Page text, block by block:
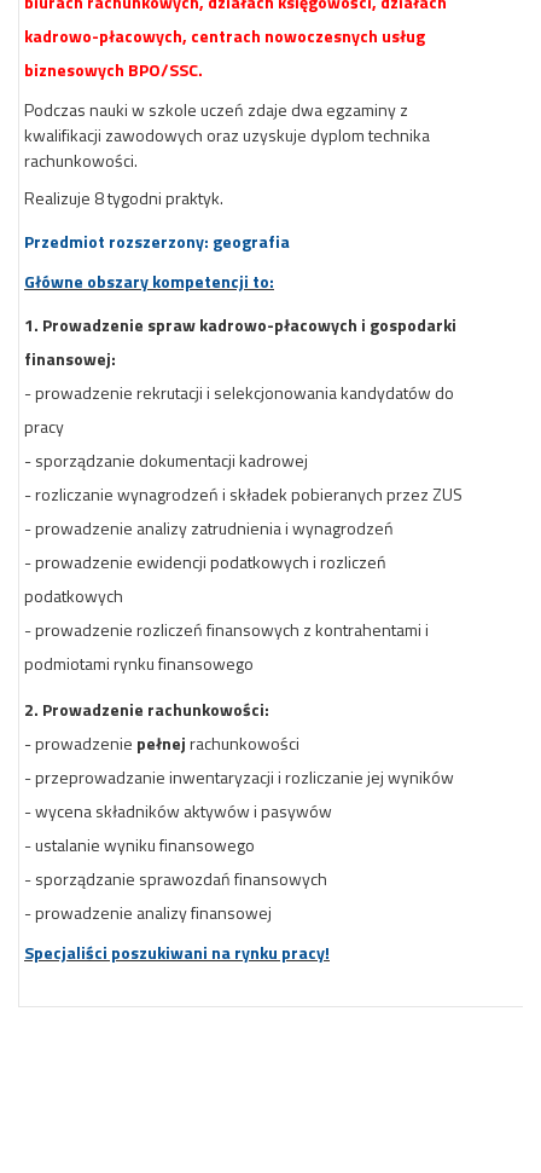
kadrowo-płacowych, centrach nowoczesnych usług
biznesowych BPO/SSC.
Podczas nauki w szkole uczeń zdaje dwa egzaminy z
kwalifikacji zawodowych oraz uzyskuje dyplom technika
rachunkowości.
Realizuje 8 tygodni praktyk.
Przedmiot rozszerzony: geografia
Główne obszary kompetencji to:
1. Prowadzenie spraw kadrowo-płacowych i gospodarki
finansowej:
- prowadzenie rekrutacji i selekcjonowania kandydatów do
pracy
- sporządzanie dokumentacji kadrowej
- rozliczanie wynagrodzeń i składek pobieranych przez ZUS
- prowadzenie analizy zatrudnienia i wynagrodzeń
- prowadzenie ewidencji podatkowych i rozliczeń
podatkowych
- prowadzenie rozliczeń finansowych z kontrahentami i
podmiotami rynku finansowego
2. Prowadzenie rachunkowości:
- prowadzenie pełnejrachunkowości
- przeprowadzanie inwentaryzacji i rozliczanie jej wyników
- wycena składników aktywów i pasywów
- ustalanie wyniku finansowego
- sporządzanie sprawozdań finansowych
- prowadzenie analizy finansowej
Specjaliści poszukiwani na rynku pracy!